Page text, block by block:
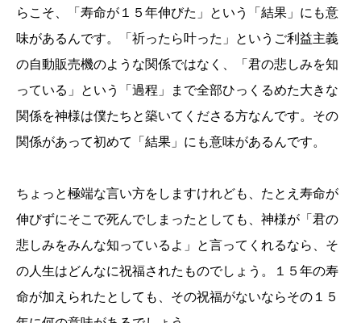
らこそ、「寿命が１５年伸びた」という「結果」にも意
味があるんです。「祈ったら叶った」というご利益主義
の自動販売機のような関係ではなく、「君の悲しみを知
っている」という「過程」まで全部ひっくるめた大きな
関係を神様は僕たちと築いてくださる方なんです。その
関係があって初めて「結果」にも意味があるんです。
ちょっと極端な言い方をしますけれども、たとえ寿命が
伸びずにそこで死んでしまったとしても、神様が「君の
悲しみをみんな知っているよ」と言ってくれるなら、そ
の人生はどんなに祝福されたものでしょう。１５年の寿
命が加えられたとしても、その祝福がないならその１５